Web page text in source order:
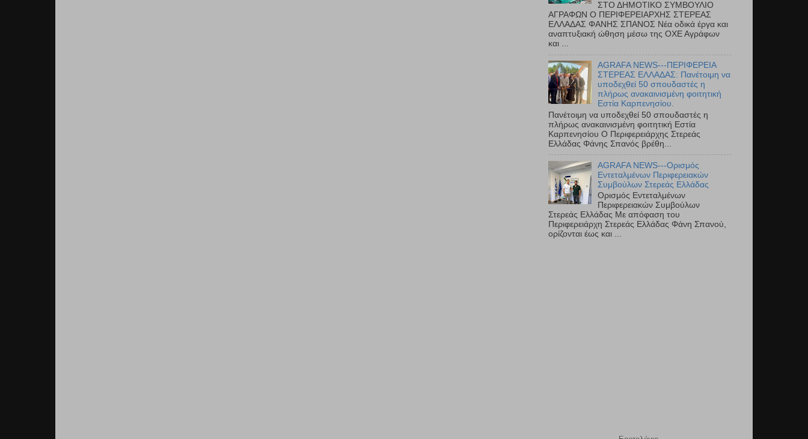
ΣΤΟ ΔΗΜΟΤΙΚΟ ΣΥΜΒΟΥΛΙΟ
ΑΓΡΑΦΩΝ Ο ΠΕΡΙΦΕΡΕΙΑΡΧΗΣ ΣΤΕΡΕΑΣ
ΕΛΛΑΔΑΣ ΦΑΝΗΣ ΣΠΑΝΟΣ Νέα οδικά έργα και
αναπτυξιακή ώθηση μέσω της ΟΧΕ Αγράφων
και ...
AGRAFA NEWS---ΠΕΡΙΦΕΡΕΙΑ
ΣΤΕΡΕΑΣ ΕΛΛΑΔΑΣ: Πανέτοιμη να
υποδεχθεί 50 σπουδαστές η
πλήρως ανακαινισμένη φοιτητική
Εστία Καρπενησίου.
Πανέτοιμη να υποδεχθεί 50 σπουδαστές η
πλήρως ανακαινισμένη φοιτητική Εστία
Καρπενησίου Ο Περιφερειάρχης Στερεάς
Ελλάδας Φάνης Σπανός βρέθη...
AGRAFA NEWS---Ορισμός
Εντεταλμένων Περιφερειακών
Συμβούλων Στερεάς Ελλάδας
Ορισμός Εντεταλμένων
Περιφερειακών Συμβούλων
Στερεάς Ελλάδας Με απόφαση του
Περιφερειάρχη Στερεάς Ελλάδας Φάνη Σπανού,
ορίζονται έως και ...